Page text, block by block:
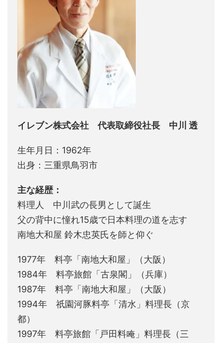
イレブン株式会社 代表取締役社長 中川 透
生年月日：1962年
出身：三重県鳥羽市
主な経歴：
料理人 中川武の長男として誕生
父の背中に憧れ15歳で日本料理の道を志す
南地大和屋 鈴木忠英氏を師と仰ぐ
1977年 料亭「南地大和屋」（大阪）
1984年 料亭旅館「古泉閣」（兵庫）
1987年 料亭「南地大和屋」（大阪）
1994年 祇園河豚料亭「清水」料理長（京
都）
1997年 料亭旅館「戸田料唵」料理長（三